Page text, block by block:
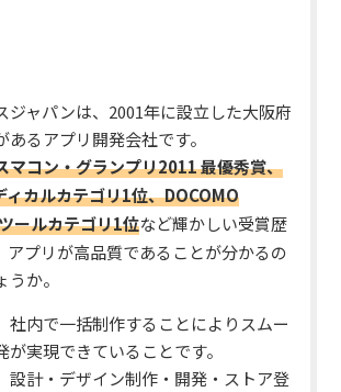
ジャパンは、2001年に設立した大阪府
あるアプリ開発会社です。
マコン・グランプリ2011 最優秀賞、
カルカテゴリ1位、DOCOMO
ールカテゴリ1位など輝かしい受賞歴
アプリが高品質であることが分かるの
か。
社内で一括制作することによりスムー
が実現できていることです。
設計・デザイン制作・開発・ストア登